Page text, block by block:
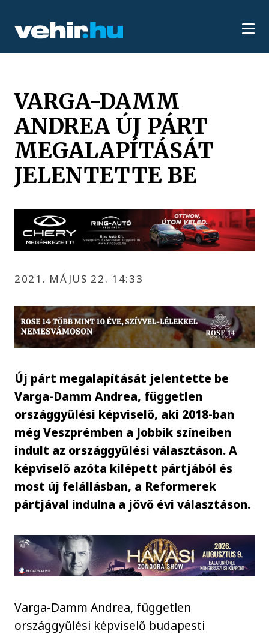
VARGA-DAMM
ANDREA ÚJ PÁRT
MEGALAPÍTÁSÁT
JELENTETTE BE
2021. MÁJUS 22. 14:33
Új párt megalapítását jelentette be
Varga-Damm Andrea, független
országgyűlési képviselő, aki 2018-ban
még Veszprémben a Jobbik színeiben
indult az országgyűlési választáson. A
képviselő azóta kilépett pártjából és
most új felállásban, a Reformerek
pártjával indulna a jövő évi választáson.
Varga-Damm Andrea, független
országgyűlési képviselő budapesti